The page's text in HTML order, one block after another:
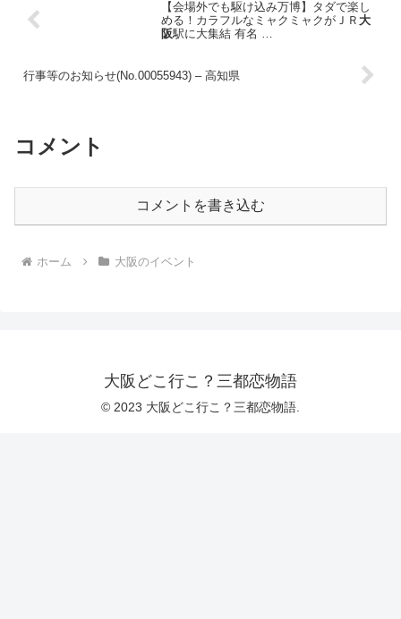
【会場外でも駆け込み万博】タダで楽し
める！カラフルなミャクミャクがＪＲ 大
阪駅に大集結 有名 …
行事等のお知らせ(No.00055943) – 高知県
コメント
コメントを書き込む
ホーム 大阪のイベント
大阪どこ行こ？三都恋物語
© 2023 大阪どこ行こ？三都恋物語.